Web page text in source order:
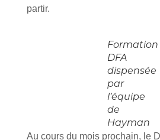
partir.
Formation
DFA
dispensée
par
l’équipe
de
Hayman
Au cours du mois prochain, le